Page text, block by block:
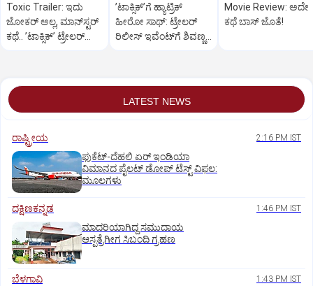
Toxic Trailer: ಇದು
ಜೋಕರ್‌ ಅಲ್ಲ, ಮಾನ್‌ಸ್ಟರ್‌
ಕಥೆ.. ʼಟಾಕ್ಸಿಕ್‌ʼ ಟ್ರೇಲರ್‌
ʼಟಾಕ್ಸಿಕ್‌ʼಗೆ ಹ್ಯಾಟ್ರಿಕ್‌
ಹೀರೋ ಸಾಥ್:‌ ಟ್ರೇಲರ್‌
ರಿಲೀಸ್‌ ಇವೆಂಟ್‌ಗೆ ಶಿವಣ್ಣ
Movie Review: ಅದೇ
ಕಥೆ ಬಾಸ್‌ ಜೊತೆ!
LATEST NEWS
ರಾಷ್ಟ್ರೀಯ 2:16 PM IST
ಫುಕೆಟ್‌-ದೆಹಲಿ ಏರ್‌ ಇಂಡಿಯಾ
ವಿಮಾನದ ಪೈಲಟ್‌ ಡೋಪ್‌ ಟೆಸ್ಟ್‌ ವಿಫಲ:
ಮೂಲಗಳು
ದಕ್ಷಿಣಕನ್ನಡ 1:46 PM IST
ಮಾದರಿಯಾಗಿದ್ದ ಸಮುದಾಯ
ಆಸ್ಪತ್ರೆಗೀಗ ಸಿಬಂದಿ ಗ್ರಹಣ
ಬೆಳಗಾವಿ 1:43 PM IST